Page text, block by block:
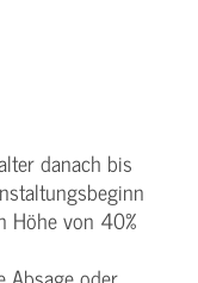
danach bis
Höhe von 40%